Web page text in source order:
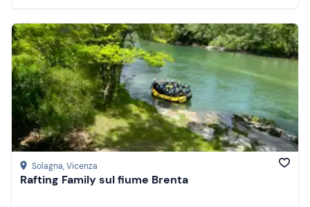
Solagna, Vicenza
Rafting Family sul fiume Brenta